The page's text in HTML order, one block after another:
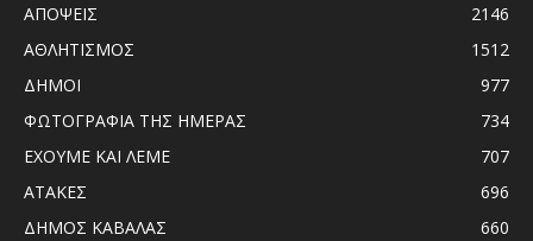
ΑΠΟΨΕΙΣ
2146
ΑΘΛΗΤΙΣΜΟΣ
1512
ΔΗΜΟΙ
977
ΦΩΤΟΓΡΑΦΙΑ ΤΗΣ ΗΜΕΡΑΣ
734
ΕΧΟΥΜΕ ΚΑΙ ΛΕΜΕ
707
ΑΤΑΚΕΣ
696
ΔΗΜΟΣ ΚΑΒΑΛΑΣ
660